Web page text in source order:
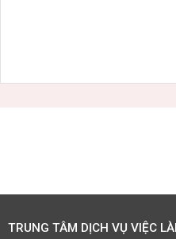
TRUNG TÂM DỊCH VỤ VIỆC